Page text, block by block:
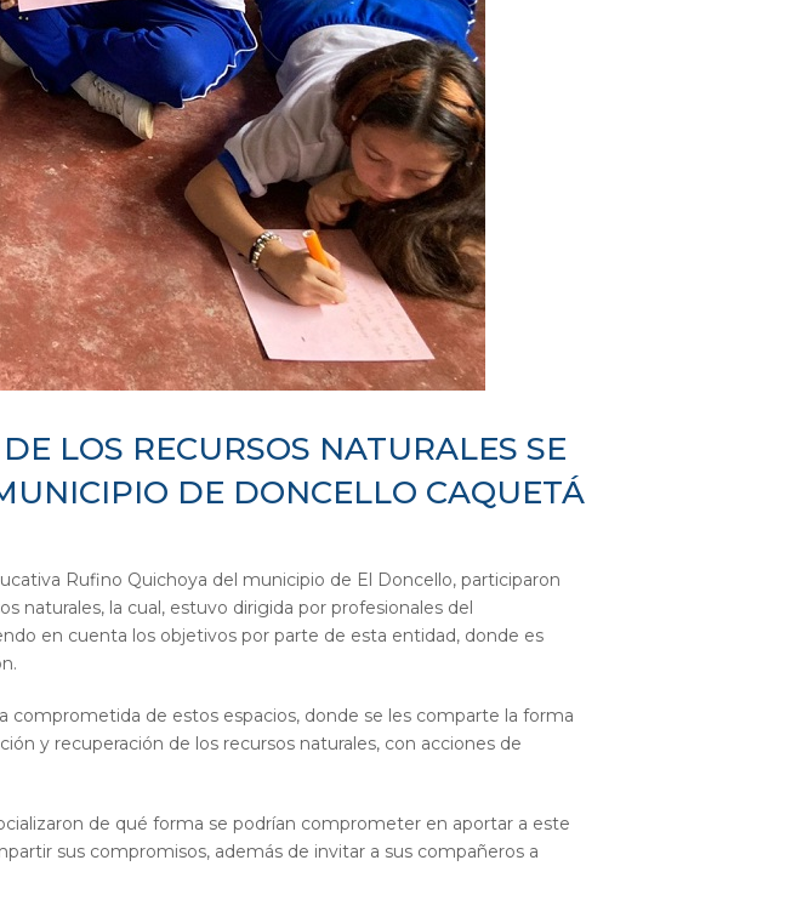
LOS RECURSOS NATURALES SE
DE DONCELLO CAQUETÁ
Rufino Quichoya del municipio de El Doncello, participaron
naturales, la cual, estuvo dirigida por profesionales del
en cuenta los objetivos por parte de esta entidad, donde es
de estos espacios, donde se les comparte la forma
y recuperación de los recursos naturales, con acciones de
de qué forma se podrían comprometer en aportar a este
sus compromisos, además de invitar a sus compañeros a